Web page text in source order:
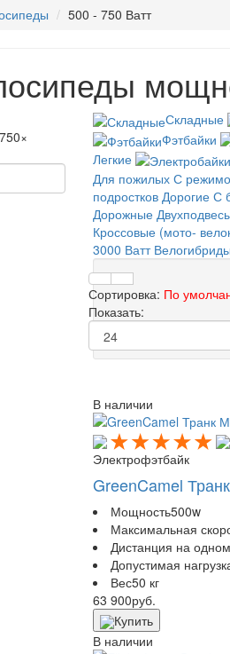
500 - 750 Ватт
×
Складные
Фэтбайки
Легкие
Для пожилых С
подростков Дорогие С
Дорожные
Кроссовые (мото-
3000 Ватт Велогибриды
Сортировка: По
Показать:
В наличии
Электрофэтбайк
GreenCamel
Мощность500w
Максимальная
Дистанция на
Допустимая
Вес50 кг
63 900руб.
Купить
В наличии